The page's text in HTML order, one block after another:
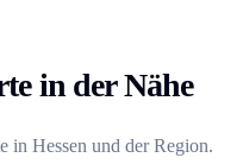
in der Nähe
in Hessen und der Region.